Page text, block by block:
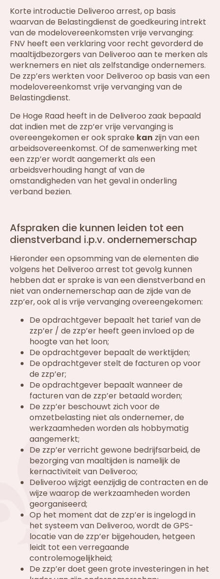
Korte introductie Deliveroo arrest, op basis
waarvan de Belastingdienst de goedkeuring intrekt
van de modelovereenkomsten vrije vervanging:
FNV heeft een verklaring voor recht gevorderd de
maaltijdbezorgers van Deliveroo aan te merken als
werknemers en niet als zelfstandige ondernemers.
De zzp’ers werkten voor Deliveroo op basis van een
modelovereenkomst vrije vervanging van de
Belastingdienst.
De Hoge Raad heeft in de Deliveroo zaak bepaald
dat indien met de zzp’er vrije vervanging is
overeengekomen er ook sprake kan zijn van een
arbeidsovereenkomst. Of de samenwerking met
een zzp’er wordt aangemerkt als een
arbeidsverhouding hangt af van de
omstandigheden van het geval in onderling
verband bezien.
Afspraken die kunnen leiden tot een
dienstverband i.p.v. ondernemerschap
Hieronder een opsomming van de elementen die
volgens het Deliveroo arrest tot gevolg kunnen
hebben dat er sprake is van een dienstverband en
niet van ondernemerschap aan de zijde van de
zzp’er, ook al is vrije vervanging overeengekomen:
De opdrachtgever bepaalt het tarief van de
zzp’er / de zzp’er heeft geen invloed op de
hoogte van het loon;
De opdrachtgever bepaalt de werktijden;
De opdrachtgever stelt de facturen op voor
de zzp’er;
De opdrachtgever bepaalt wanneer de
facturen van de zzp’er betaald worden;
De zzp’er beschouwt zich voor de
omzetbelasting niet als ondernemer, de
werkzaamheden worden als hobbymatig
aangemerkt;
De zzp’er verricht gewone bedrijfsarbeid, de
bezorging van maaltijden is namelijk de
kernactiviteit van Deliveroo;
Deliveroo wijzigt eenzijdig de contracten en de
wijze waarop de werkzaamheden worden
georganiseerd;
Op het moment dat de zzp’er is ingelogd in
het systeem van Deliveroo, wordt de GPS-
locatie van de zzp’er bijgehouden, hetgeen
leidt tot een verregaande
controlemogelijkheid;
De zzp’er doet geen grote investeringen in het